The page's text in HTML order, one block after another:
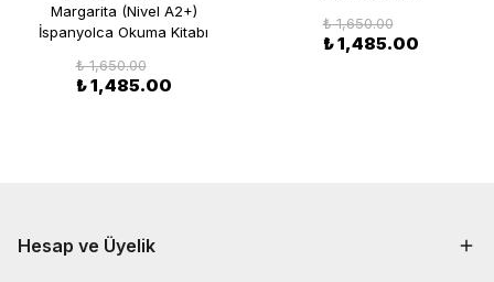
Margarita (Nivel A2+)
İspanyolca Okuma Kitabı
₺ 1,650.00
₺ 1,485.00
₺ 1,650.00
₺ 1,485.00
Hesap ve Üyelik